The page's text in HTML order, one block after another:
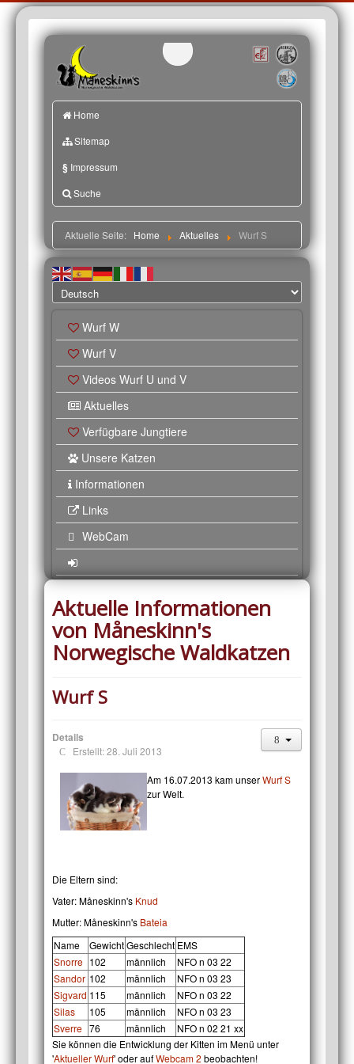
Home
Sitemap
§ Impressum
Suche
Aktuelle Seite: Home Aktuelles Wurf S
Wurf W
Wurf V
Videos Wurf U und V
Aktuelles
Verfügbare Jungtiere
Unsere Katzen
Informationen
Links
WebCam
Aktuelle Informationen
von Måneskinn's
Norwegische Waldkatzen
Wurf S
Details
Erstellt: 28. Juli 2013
Am 16.07.2013 kam unserWurf S
zur Welt.
Die Eltern sind:
Vater: Måneskinn's Knud
Mutter: Måneskinn's Bateia
Name
GewichtGeschlecht EMS
Snorre 102 männlich
NFO n 03 22
Sandor 102 männlich
NFO n 03 23
Sigvard 115 männlich
NFO n 03 22
Silas
105 männlich
NFO n 03 23
Sverre 76 männlich
NFO n 02 21 xx
Sie können die Entwicklung der Kitten im Menü unter
'Aktueller Wurf' oder aufWebcam 2 beobachten!